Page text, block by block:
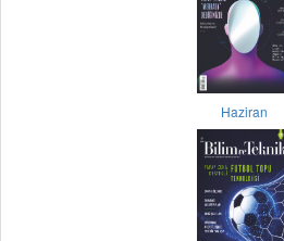
Haziran